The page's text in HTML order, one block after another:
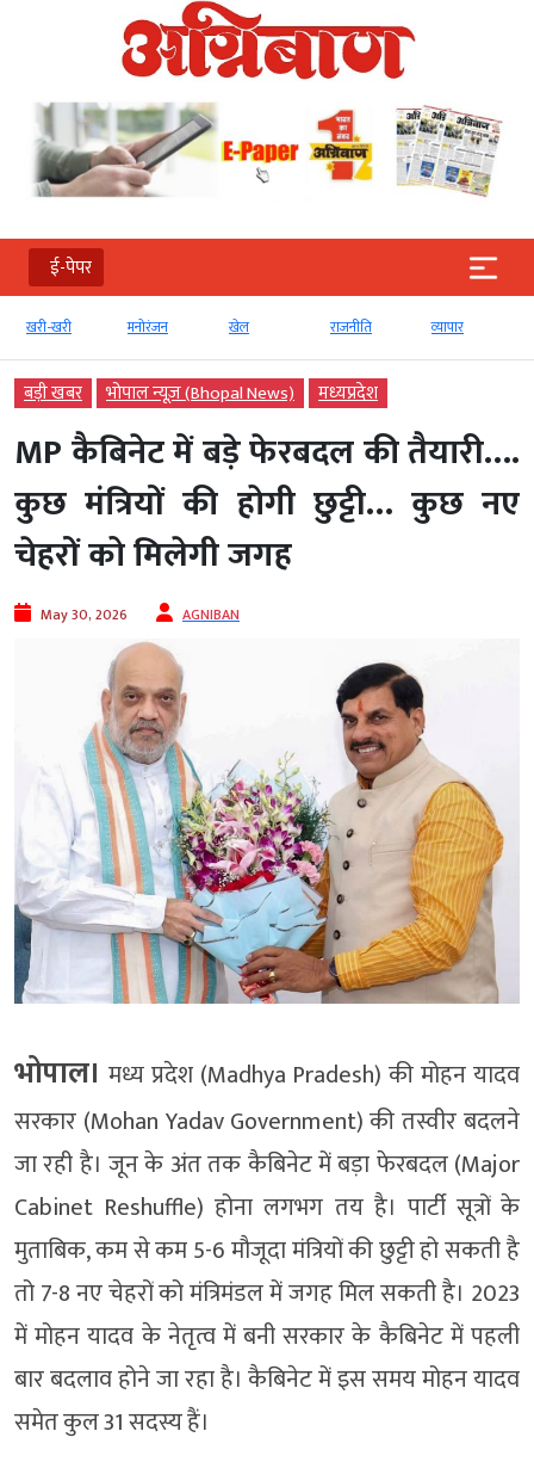
ई-पेपर
खरी-खरी मनोरंजन खेल राजनीति व्‍यापार
बड़ी खबर भोपाल न्यूज़ (Bhopal News) मध्‍यप्रदेश
MP कैबिनेट में बड़े फेरबदल की तैयारी….
कुछ मंत्रियों की होगी छुट्टी… कुछ नए
चेहरों को मिलेगी जगह
May 30, 2026 AGNIBAN
भोपाल। मध्य प्रदेश (Madhya Pradesh) की मोहन यादव
सरकार (Mohan Yadav Government) की तस्वीर बदलने
जा रही है। जून के अंत तक कैबिनेट में बड़ा फेरबदल (Major
Cabinet Reshuffle) होना लगभग तय है। पार्टी सूत्रों के
मुताबिक, कम से कम 5-6 मौजूदा मंत्रियों की छुट्टी हो सकती है
तो 7-8 नए चेहरों को मंत्रिमंडल में जगह मिल सकती है। 2023
में मोहन यादव के नेतृत्व में बनी सरकार के कैबिनेट में पहली
बार बदलाव होने जा रहा है। कैबिनेट में इस समय मोहन यादव
समेत कुल 31 सदस्य हैं।